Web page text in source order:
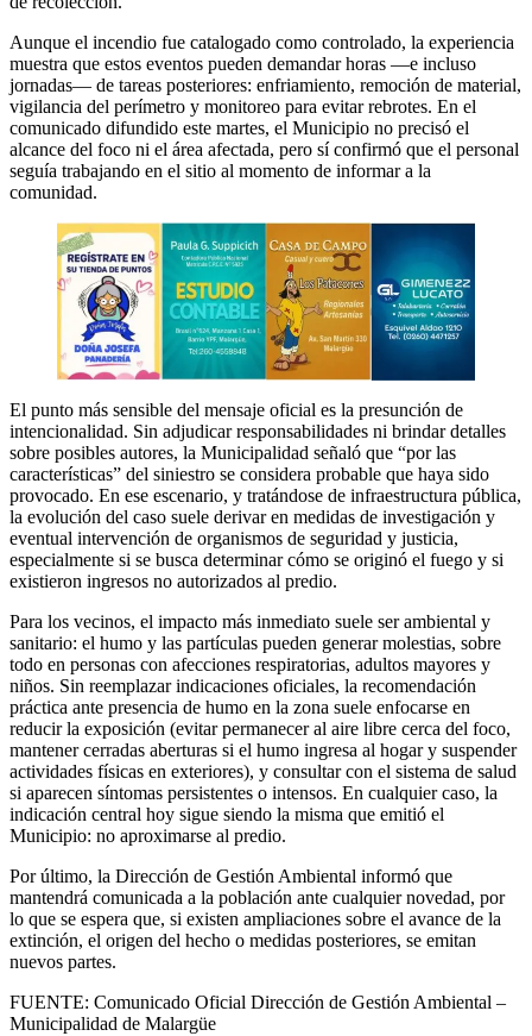
Aunque el incendio fue catalogado como controlado, la experiencia
muestra que estos eventos pueden demandar horas —e incluso
jornadas— de tareas posteriores: enfriamiento, remoción de material,
vigilancia del perímetro y monitoreo para evitar rebrotes. En el
comunicado difundido este martes, el Municipio no precisó el
alcance del foco ni el área afectada, pero sí confirmó que el personal
seguía trabajando en el sitio al momento de informar a la
comunidad.
El punto más sensible del mensaje oficial es la presunción de
intencionalidad. Sin adjudicar responsabilidades ni brindar detalles
sobre posibles autores, la Municipalidad señaló que “por las
características” del siniestro se considera probable que haya sido
provocado. En ese escenario, y tratándose de infraestructura pública,
la evolución del caso suele derivar en medidas de investigación y
eventual intervención de organismos de seguridad y justicia,
especialmente si se busca determinar cómo se originó el fuego y si
existieron ingresos no autorizados al predio.
Para los vecinos, el impacto más inmediato suele ser ambiental y
sanitario: el humo y las partículas pueden generar molestias, sobre
todo en personas con afecciones respiratorias, adultos mayores y
niños. Sin reemplazar indicaciones oficiales, la recomendación
práctica ante presencia de humo en la zona suele enfocarse en
reducir la exposición (evitar permanecer al aire libre cerca del foco,
mantener cerradas aberturas si el humo ingresa al hogar y suspender
actividades físicas en exteriores), y consultar con el sistema de salud
si aparecen síntomas persistentes o intensos. En cualquier caso, la
indicación central hoy sigue siendo la misma que emitió el
Municipio: no aproximarse al predio.
Por último, la Dirección de Gestión Ambiental informó que
mantendrá comunicada a la población ante cualquier novedad, por
lo que se espera que, si existen ampliaciones sobre el avance de la
extinción, el origen del hecho o medidas posteriores, se emitan
nuevos partes.
FUENTE: Comunicado Oficial Dirección de Gestión Ambiental –
Municipalidad de Malargüe